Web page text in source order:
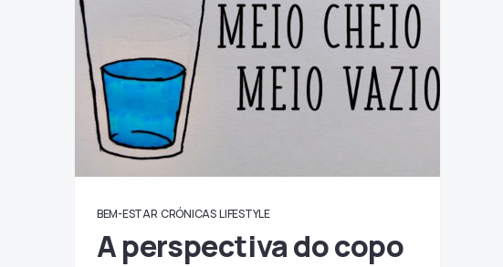
BEM-ESTAR CRÓNICAS LIFESTYLE
A perspectiva do copo